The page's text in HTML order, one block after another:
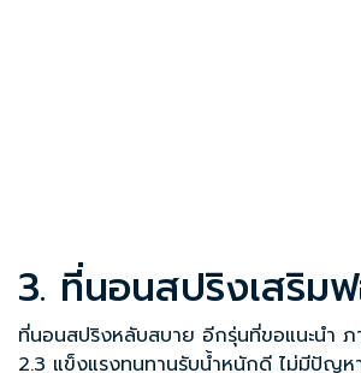
3. ที่นอนสปริงเสริ
ที่นอนสปริงหลับสบาย อีกรุ่นที่ขอแนะนำ
2.3 แข็งแรงทนทานรับน้ำหนักดี ไม่มีปัญ